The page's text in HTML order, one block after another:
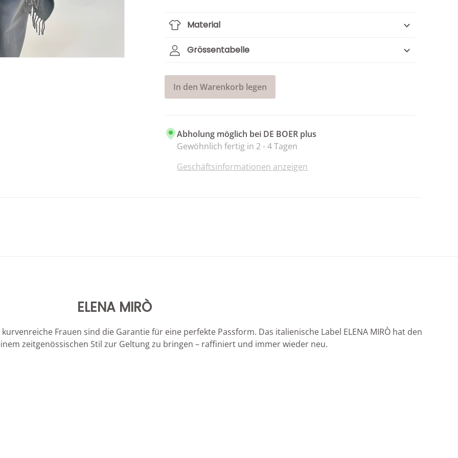
Material
Grössentabelle
In den Warenkorb legen
Abholung möglich bei DE BOER plus
Gewöhnlich fertig in 2 - 4 Tagen
Geschäftsinformationen anzeigen
ELENA MIRÒ
Frauen sind die Garantie für eine perfekte Passform. Das italienische Label ELENA MIRÒ hat den
zeitgenössischen Stil zur Geltung zu bringen – raffiniert und immer wieder neu.